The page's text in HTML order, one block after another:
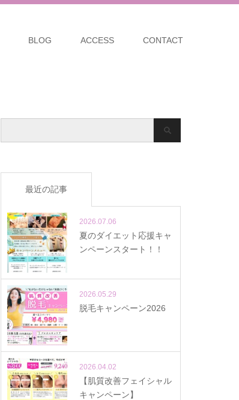
BLOG ACCESS CONTACT
最近の記事
2026.07.06
夏のダイエット応援キャ
ンペーンスタート！！
2026.05.29
脱毛キャンペーン2026
2026.04.02
【肌質改善フェイシャル
キャンペーン】